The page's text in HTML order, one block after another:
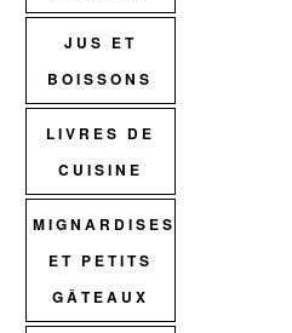
JUS ET
BOISSONS
LIVRES DE
CUISINE
MIGNARDISES
ET PETITS
GÂTEAUX